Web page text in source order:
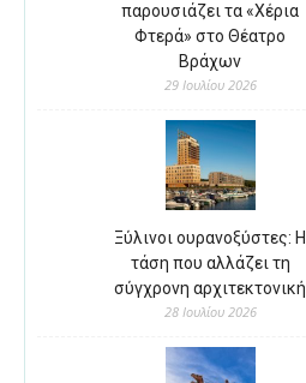
παρουσιάζει τα «Χέρια
Φτερά» στο Θέατρο
Βράχων
29 Ιουλίου 2026
Ξύλινοι ουρανοξύστες: Η
τάση που αλλάζει τη
σύγχρονη αρχιτεκτονική
28 Ιουλίου 2026